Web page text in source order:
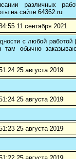
различных
на сайте 64362.ru
11 сентября 2021
с любой
там обычно
25 августа 2019
25 августа 2019
25 августа 2019